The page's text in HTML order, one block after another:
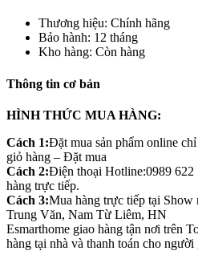
Thương hiệu: Chính hãng
Bảo hành: 12 tháng
Kho hàng: Còn hàng
Thông tin cơ bản
HÌNH THỨC MUA HÀNG:
Cách 1:Đặt mua sản phẩm online
giỏ hàng – Đặt mua
Cách 2:Điện thoại Hotline:0989 622
hàng trực tiếp.
Cách 3:Mua hàng trực tiếp tại
Trung Văn, Nam Từ Liêm, HN
Esmarthome giao hàng tận nơi trên
hàng tại nhà và thanh toán cho người